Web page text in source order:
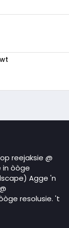
reejaksie @
in òòge
Agge 'n
resolusie. 't